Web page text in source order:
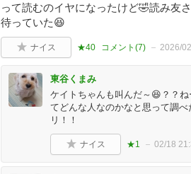
って読むのイヤになったけど🤣読み友
待っていた😆
ナイス ★40 コメント(7) 2026/
東谷くまみ
ケイトちゃんも叫んだ～😆？？
てどんな人なのかなと思って調
リ！！
ナイス ★1 02/18